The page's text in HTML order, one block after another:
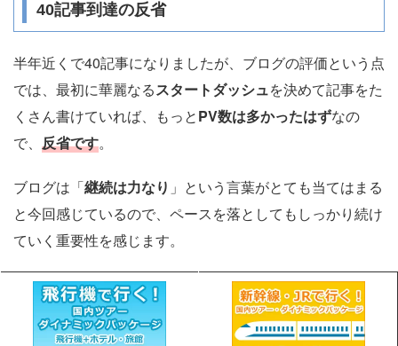
40記事到達の反省
半年近くで40記事になりましたが、ブログの評価という点
では、最初に華麗なるスタートダッシュを決めて記事をた
くさん書けていれば、もっとPV数は多かったはずなの
で、 反省です。
ブログは「継続は力なり 」という言葉がとても当てはまる
と今回感じているので、ペースを落としてもしっかり続け
ていく重要性を感じます。